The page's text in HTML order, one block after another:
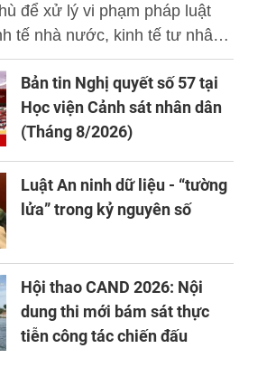
để xử lý vi phạm pháp luật
tế nhà nước, kinh tế tư nhân
học công nghệ, đổi mới sáng
số.
Bản tin Nghị quyết số 57 tại
Học viện Cảnh sát nhân dân
(Tháng 8/2026)
Luật An ninh dữ liệu - “tường
lửa” trong kỷ nguyên số
Hội thao CAND 2026: Nội
dung thi mới bám sát thực
tiễn công tác chiến đấu